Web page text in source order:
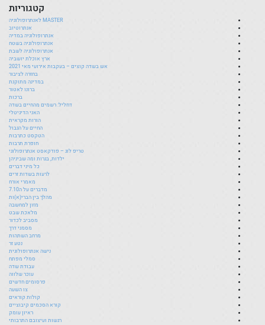
קטגוריות
MASTER לאנתרופולוגיה
אנתרוטיוב
אנתרופולוגיה במדיה
אנתרופולוגיה בשטח
אנתרופולוגיה לשבת
ארץ אוכלת יושביה
אש בשדה קוצים – בעקבות אירועי מאי 2021
בחזרה לציבור
במדינה מתוקנת
ברונו לאטור
ברכות
דחליל: רשמים מהחיים בשדה
האני הדיגיטלי
הורות מקראית
החיים על הגבול
הטקסט כתרבות
חופרת תרבות
טריפ לוג – פודקאסט אנתרופולוגי
ילדות, בגרות ומה שביניהן
כל מיני דברים
לרעות בשדות זרים
מאמרי אורח
מדברים על ה7.10
מהלך בין הברי(א)ות
מזון למחשבה
מלאכת שבט
מסביב לכדור
מסמני דרך
מרחב השתהות
נטע זר
נישה אנתרופולוגית
סמלי מפתח
עבודת שדה
עוכר שלווה
פרסומים חדשים
צו השעה
קולות קוראים
קורא הסכמים קיבוציים
ראיון עומק
רגשות ועיצובם התרבותי